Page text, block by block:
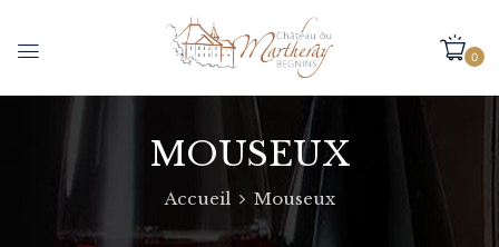
0
MOUSEUX
Accueil Mouseux